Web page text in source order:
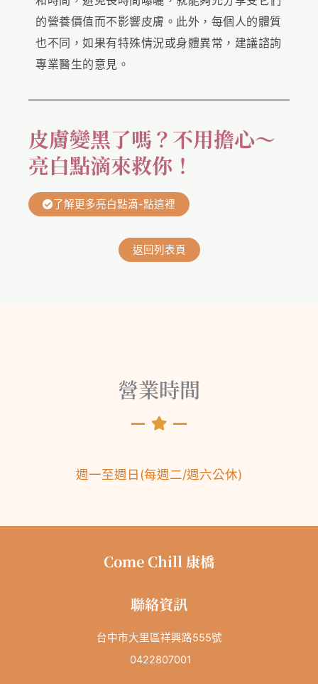
的營養價值而不影響皮膚。此外，每個人的體質
也不同，如果有特殊情況或身體異常，建議諮詢
專業醫生的意見。
皮膚變黑了嗎？不用擔心～
亮白點滴來救你！
了解更多亮白點滴-點這裡
返回列表頁
營業時間
週一至週日(每週二/週六公休)
Come Chill 康橋
聯絡資訊
台中市大里區祥興路555號
0422807001